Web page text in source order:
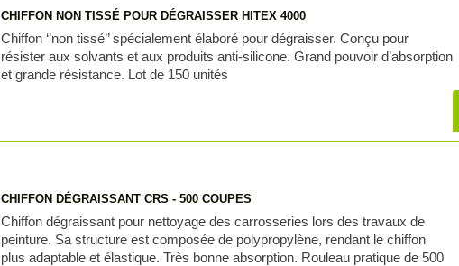
CHIFFON NON TISSÉ POUR DÉGRAISSER HITEX 4000
Chiffon ‘’non tissé’’ spécialement élaboré pour dégraisser. Conçu pour
résister aux solvants et aux produits anti-silicone. Grand pouvoir d’absorption
et grande résistance. Lot de 150 unités
CHIFFON DÉGRAISSANT CRS - 500 COUPES
Chiffon dégraissant pour nettoyage des carrosseries lors des travaux de
peinture. Sa structure est composée de polypropylène, rendant le chiffon
plus adaptable et élastique. Très bonne absorption. Rouleau pratique de 500